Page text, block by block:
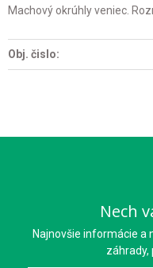
Machový okrúhly veniec.
Obj. čislo:
Nech
Najnovšie informácie a
záhrady,